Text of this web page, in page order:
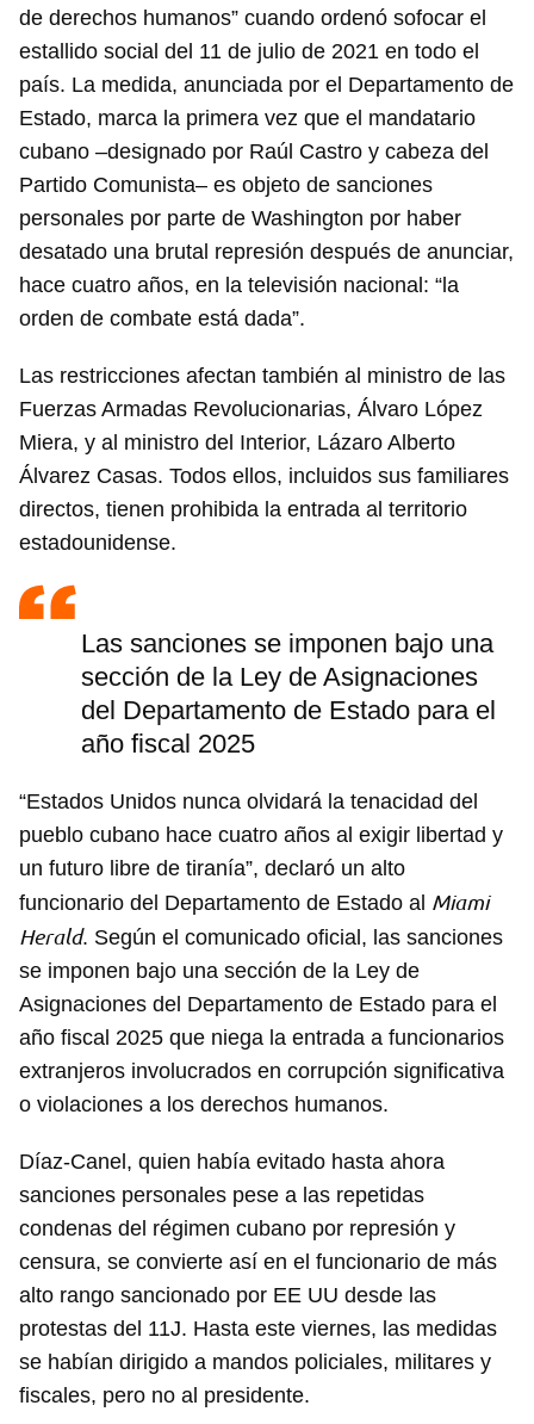
de derechos humanos” cuando ordenó sofocar el
estallido social del 11 de julio de 2021 en todo el
país. La medida, anunciada por el Departamento de
Estado, marca la primera vez que el mandatario
cubano –designado por Raúl Castro y cabeza del
Partido Comunista– es objeto de sanciones
personales por parte de Washington por haber
desatado una brutal represión después de anunciar,
hace cuatro años, en la televisión nacional: “la
orden de combate está dada”.
Las restricciones afectan también al ministro de las
Fuerzas Armadas Revolucionarias, Álvaro López
Miera, y al ministro del Interior, Lázaro Alberto
Álvarez Casas. Todos ellos, incluidos sus familiares
directos, tienen prohibida la entrada al territorio
estadounidense.
Las sanciones se imponen bajo una
sección de la Ley de Asignaciones
del Departamento de Estado para el
año fiscal 2025
“Estados Unidos nunca olvidará la tenacidad del
pueblo cubano hace cuatro años al exigir libertad y
un futuro libre de tiranía”, declaró un alto
funcionario del Departamento de Estado al Miami
Herald. Según el comunicado oficial, las sanciones
se imponen bajo una sección de la Ley de
Asignaciones del Departamento de Estado para el
año fiscal 2025 que niega la entrada a funcionarios
extranjeros involucrados en corrupción significativa
o violaciones a los derechos humanos.
Díaz-Canel, quien había evitado hasta ahora
sanciones personales pese a las repetidas
condenas del régimen cubano por represión y
censura, se convierte así en el funcionario de más
alto rango sancionado por EE UU desde las
protestas del 11J. Hasta este viernes, las medidas
se habían dirigido a mandos policiales, militares y
fiscales, pero no al presidente.